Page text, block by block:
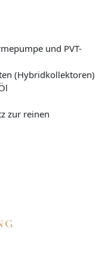
und PVT-
(Hybridkollektoren)
zur reinen